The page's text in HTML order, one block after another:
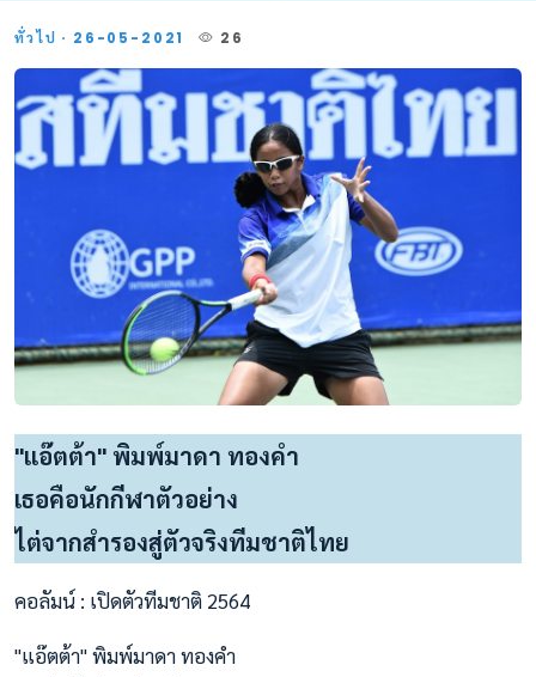
ทั่วไป · 26-05-2021 26
"แอ๊ตต้า" พิมพ์มาดา ทองคำ
เธอคือนักกีฬาตัวอย่าง
ไต่จากสำรองสู่ตัวจริงทีมชาติไทย
คอลัมน์ : เปิดตัวทีมชาติ 2564
"แอ๊ตต้า" พิมพ์มาดา ทองคำ